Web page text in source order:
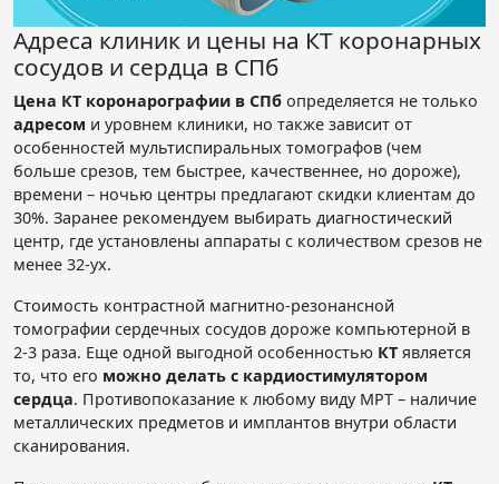
Адреса клиник и цены на КТ коронарных
сосудов и сердца в СПб
Цена КТ коронарографии в СПб определяется не только
адресом и уровнем клиники, но также зависит от
особенностей мультиспиральных томографов (чем
больше срезов, тем быстрее, качественнее, но дороже),
времени – ночью центры предлагают скидки клиентам до
30%. Заранее рекомендуем выбирать диагностический
центр, где установлены аппараты с количеством срезов не
менее 32-ух.
Стоимость контрастной магнитно-резонансной
томографии сердечных сосудов дороже компьютерной в
2-3 раза. Еще одной выгодной особенностью КТ является
то, что его можно делать с кардиостимулятором
сердца. Противопоказание к любому виду МРТ – наличие
металлических предметов и имплантов внутри области
сканирования.